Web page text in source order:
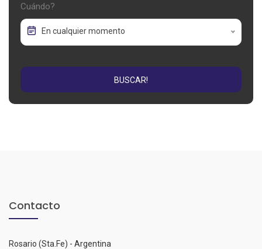
Cuándo?
En cualquier momento
BUSCAR!
Contacto
Rosario (Sta.Fe) - Argentina